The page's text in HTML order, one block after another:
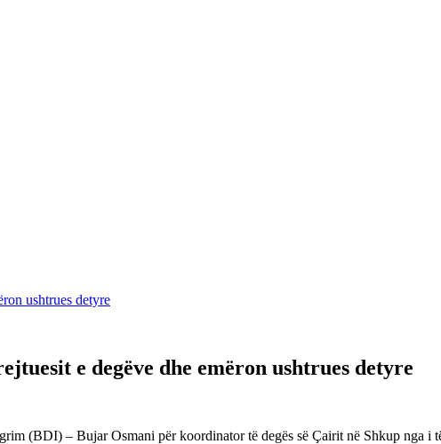
ushtrues detyre
e degëve dhe emëron ushtrues detyre
(BDI) – Bujar Osmani për koordinator të degës së Çairit në Shkup nga i